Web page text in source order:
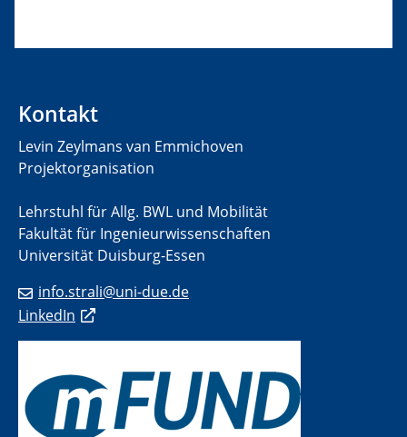
Kontakt
Levin Zeylmans van Emmichoven
Projektorganisation
Lehrstuhl für Allg. BWL und Mobilität
Fakultät für Ingenieurwissenschaften
Universität Duisburg-Essen
info.strali@uni-due.de​
LinkedIn